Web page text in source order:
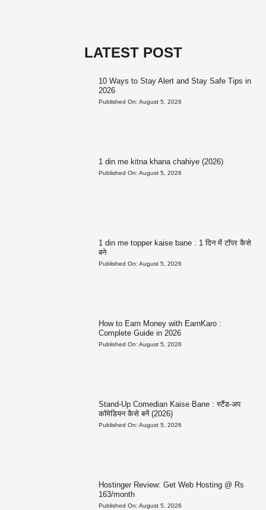
LATEST POST
10 Ways to Stay Alert and Stay Safe Tips in
2026
Published On:August 5, 2026
1 din me kitna khana chahiye (2026)
Published On:August 5, 2026
1 din me topper kaise bane : 1 दिन में टॉपर कैसे
बने
Published On:August 5, 2026
How to Earn Money with EarnKaro :
Complete Guide in 2026
Published On:August 5, 2026
Stand-Up Comedian Kaise Bane : स्टैंड-अप
कॉमेडियन कैसे बनें (2026)
Published On:August 5, 2026
Hostinger Review: Get Web Hosting @ Rs
163/month
Published On:August 5, 2026